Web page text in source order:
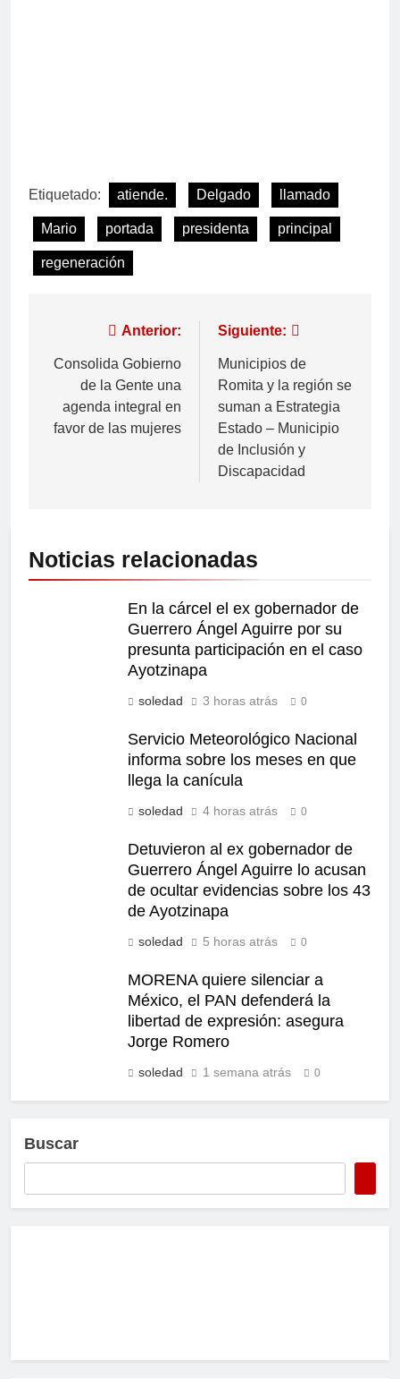
Etiquetado: atiende. Delgado llamado
Mario portada presidenta principal
regeneración
Anterior:
Consolida Gobierno
de la Gente una
agenda integral en
favor de las mujeres
Siguiente:
Municipios de
Romita y la región se
suman a Estrategia
Estado – Municipio
de Inclusión y
Discapacidad
Noticias relacionadas
En la cárcel el ex gobernador de
Guerrero Ángel Aguirre por su
presunta participación en el caso
Ayotzinapa
soledad 3 horas atrás 0
Servicio Meteorológico Nacional
informa sobre los meses en que
llega la canícula
soledad 4 horas atrás 0
Detuvieron al ex gobernador de
Guerrero Ángel Aguirre lo acusan
de ocultar evidencias sobre los 43
de Ayotzinapa
soledad 5 horas atrás 0
MORENA quiere silenciar a
México, el PAN defenderá la
libertad de expresión: asegura
Jorge Romero
soledad 1 semana atrás 0
Buscar